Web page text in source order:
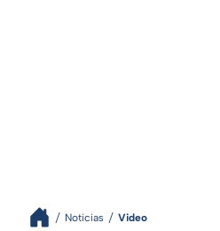
Noticias Video